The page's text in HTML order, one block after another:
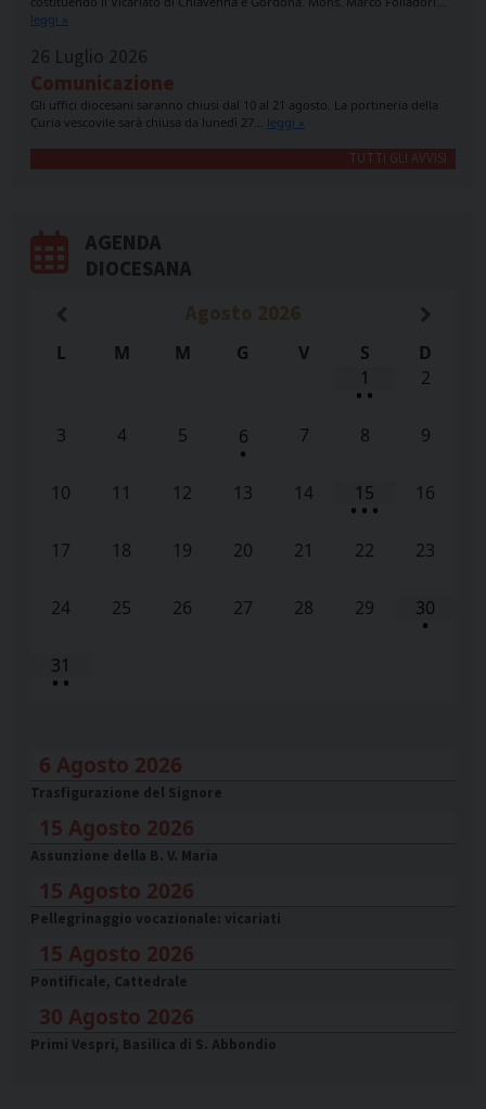
leggi »
26 Luglio 2026
Comunicazione
Gli uffici diocesani saranno chiusi dal 10 al 21 agosto. La portineria della
Curia vescovile sarà chiusa da lunedì 27… leggi »
TUTTI GLI AVVISI
AGENDA
DIOCESANA
L M M G V S
D
1
• •
2
3 4 5 6
•
7 8 9
10 11 12 13 14 15
• • •
16
17 18 19 20 21 22 23
24 25 26 27 28 29 30
•
31
• •
6 Agosto 2026
Trasfigurazione del Signore
15 Agosto 2026
Assunzione della B. V. Maria
15 Agosto 2026
Pellegrinaggio vocazionale: vicariati
15 Agosto 2026
Pontificale, Cattedrale
30 Agosto 2026
Primi Vespri, Basilica di S. Abbondio